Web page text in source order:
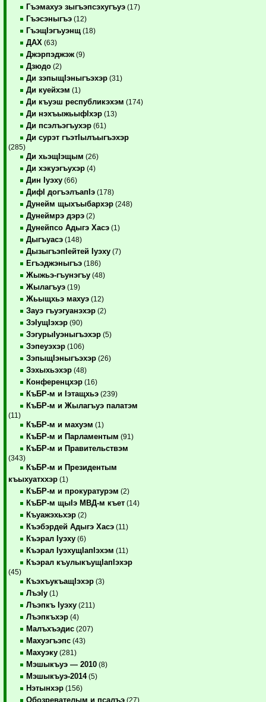
Гъэмахуэ зыгъэпсэхугъуэ (17)
Гъэсэныгъэ (12)
ГъэщIэгъуэнщ (18)
ДАХ (63)
Джэрпэджэж (9)
Дзюдо (2)
Ди зэпыщIэныгъэхэр (31)
Ди куейхэм (1)
Ди къуэш республикэхэм (174)
Ди нэхъыжьыфIхэр (13)
Ди псэлъэгъухэр (61)
Ди сурэт гъэтIылъыгъэхэр
(285)
Ди хьэщIэщым (26)
Ди хэкуэгъухэр (4)
Дин Iуэху (66)
ДифI догъэлъапIэ (178)
Дунейм щыхъыбархэр (248)
Дунеймрэ дэрэ (2)
Дунейпсо Адыгэ Хасэ (1)
Дыгъуасэ (148)
ДызыгъэпIейтей Iуэху (7)
Егъэджэныгъэ (186)
Жыжьэ-гъунэгъу (48)
Жылагъуэ (19)
Жьыщхьэ махуэ (12)
Зауэ гъуэгуанэхэр (2)
ЗэIущIэхэр (90)
ЗэгурыIуэныгъэхэр (5)
Зэпеуэхэр (106)
ЗэпыщIэныгъэхэр (26)
Зэхыхьэхэр (48)
Конференцхэр (16)
КъБР-м и Iэтащхьэ (239)
КъБР-м и Жылагъуэ палатэм
(11)
КъБР-м и махуэм (1)
КъБР-м и Парламентым (91)
КъБР-м и Правительствэм
(343)
КъБР-м и Президентым
къыхуатххэр (1)
КъБР-м и прокуратурэм (2)
КъБР-м щыIэ МВД-м къет (14)
Къуажэхьхэр (2)
Къэбэрдей Адыгэ Хасэ (11)
Къэрал Iуэху (6)
Къэрал IуэхущIапIэхэм (11)
Къэрал къулыкъущIапIэхэр
(45)
КъэхъукъащIэхэр (3)
ЛъэIу (1)
Лъэпкъ Iуэху (211)
Лъэпкъхэр (4)
Малъхъэдис (207)
Махуэгъэпс (43)
Махуэку (281)
Мэшыкъуэ — 2010 (8)
Мэшыкъуэ-2014(5)
Нэтынхэр (156)
Обозревателым и псалъэ (27)